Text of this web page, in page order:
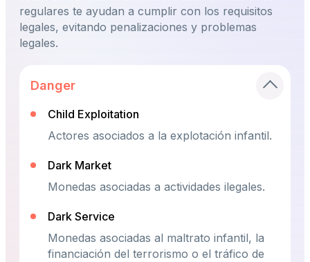
regulares te ayudan a cumplir con los requisitos
legales, evitando penalizaciones y problemas
legales.
Danger
Child Exploitation
Actores asociados a la explotación infantil.
Dark Market
Monedas asociadas a actividades ilegales.
Dark Service
Monedas asociadas al maltrato infantil, la
financiación del terrorismo o el tráfico de